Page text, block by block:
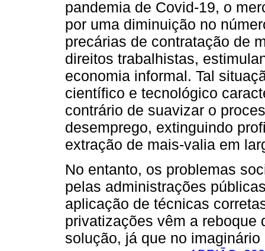
pandemia de Covid-19, o
por uma diminuição no
precárias de contratação de
direitos trabalhistas,
economia informal. Tal
científico e tecnológico
contrário de suavizar o
desemprego, extinguindo
extração de mais-valia em
No entanto, os problemas
pelas administrações
aplicação de técnicas
privatizações vêm a reboque
solução, já que no